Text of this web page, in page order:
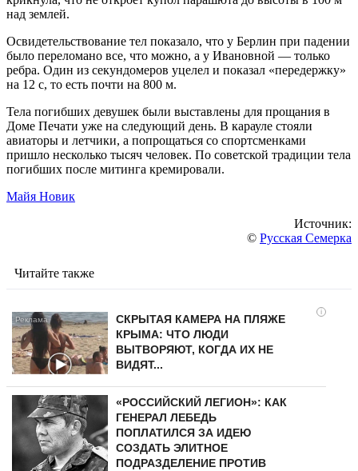
над землей.
Освидетельствование тел показало, что у Берлин при падении
было переломано все, что можно, а у Ивановной — только
ребра. Один из секундомеров уцелел и показал «передержку»
на 12 с, то есть почти на 800 м.
Тела погибших девушек были выставлены для прощания в
Доме Печати уже на следующий день. В карауле стояли
авиаторы и летчики, а попрощаться со спортсменками
пришло несколько тысяч человек. По советской традиции тела
погибших после митинга кремировали.
Майя Новик
Источник:
© Русская Семерка
Читайте также
i
СКРЫТАЯ КАМЕРА НА ПЛЯЖЕ
КРЫМА: ЧТО ЛЮДИ
ВЫТВОРЯЮТ, КОГДА ИХ НЕ
ВИДЯТ...
«РОССИЙСКИЙ ЛЕГИОН»: КАК
ГЕНЕРАЛ ЛЕБЕДЬ
ПОПЛАТИЛСЯ ЗА ИДЕЮ
СОЗДАТЬ ЭЛИТНОЕ
ПОДРАЗДЕЛЕНИЕ ПРОТИВ